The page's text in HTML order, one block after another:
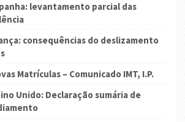
levantamento parcial das
consequências do deslizamento
Matrículas – Comunicado IMT, I.P.
Unido: Declaração sumária de